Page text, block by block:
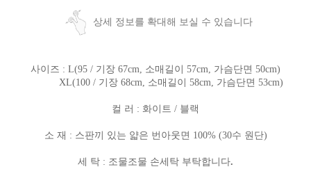
상세 정보를 확대해 보실 수 있습니다
사이즈 : L(95 / 기장 67cm, 소매길이 57cm, 가슴단면 50cm)
XL(100 / 기장 68cm, 소매길이 58cm, 가슴단면 53cm)
컬 러 : 화이트 / 블랙
소 재 : 스판끼 있는 얇은 번아웃면 100% (30수 원단)
세 탁 : 조물조물 손세탁 부탁합니다.